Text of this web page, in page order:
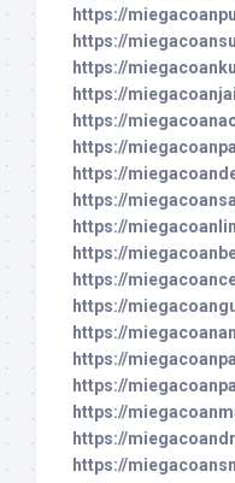
https://
https://
https://
https://
https://
https://
https://
https://
https://
https://
https://
https://
https://
https://
https://
https://
https://
https://